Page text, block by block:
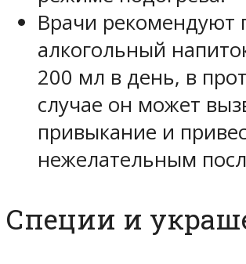
Врачи рекомендуют
алкогольный
200 мл в день, в
случае он может
привыкание и
нежелательным
Специи и